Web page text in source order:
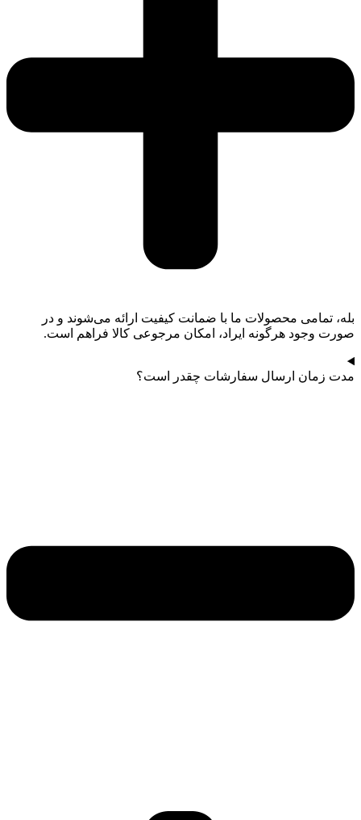
بله، تمامی محصولات ما با ضمانت کیفیت ارائه می‌شوند و در
صورت وجود هرگونه ایراد، امکان مرجوعی کالا فراهم است.
مدت زمان ارسال سفارشات چقدر است؟